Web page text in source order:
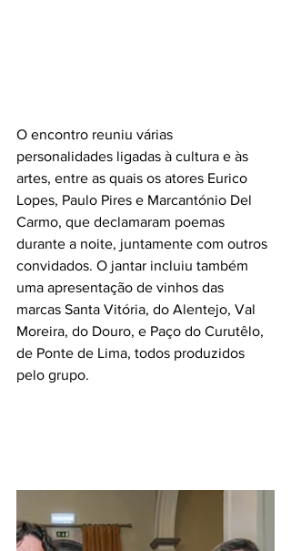
O encontro reuniu várias
personalidades ligadas à cultura e às
artes, entre as quais os atores Eurico
Lopes, Paulo Pires e Marcantónio Del
Carmo, que declamaram poemas
durante a noite, juntamente com outros
convidados. O jantar incluiu também
uma apresentação de vinhos das
marcas Santa Vitória, do Alentejo, Val
Moreira, do Douro, e Paço do Curutêlo,
de Ponte de Lima, todos produzidos
pelo grupo.